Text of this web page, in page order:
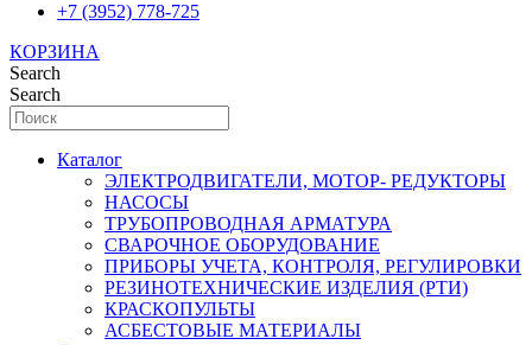
+7 (3952) 778-725
КОРЗИНА
Search
Search
Каталог
ЭЛЕКТРОДВИГАТЕЛИ, МОТОР- РЕДУКТОРЫ
НАСОСЫ
ТРУБОПРОВОДНАЯ АРМАТУРА
СВАРОЧНОЕ ОБОРУДОВАНИЕ
ПРИБОРЫ УЧЕТА, КОНТРОЛЯ, РЕГУЛИРОВКИ
РЕЗИНОТЕХНИЧЕСКИЕ ИЗДЕЛИЯ (РТИ)
КРАСКОПУЛЬТЫ
АСБЕСТОВЫЕ МАТЕРИАЛЫ